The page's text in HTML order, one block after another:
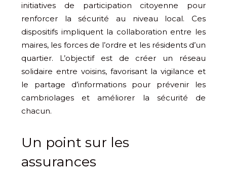
initiatives de participation citoyenne pour
renforcer la sécurité au niveau local. Ces
dispositifs impliquent la collaboration entre les
maires, les forces de l’ordre et les résidents d’un
quartier. L’objectif est de créer un réseau
solidaire entre voisins, favorisant la vigilance et
le partage d’informations pour prévenir les
cambriolages et améliorer la sécurité de
chacun.
Un point sur les
assurances